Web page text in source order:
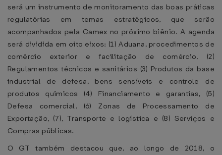
será um instrumento de monitoramento das boas práticas
regulatórias em temas estratégicos, que serão
acompanhados pela Camex no próximo biênio. A agenda
será dividida em oito eixos: (1) Aduana, procedimentos de
comércio exterior e facilitação de comércio, (2)
Regulamentos técnicos e sanitários (3) Produtos da base
industrial de defesa, bens sensíveis e controle de
produtos químicos (4) Financiamento e garantias, (5)
Defesa comercial, (6) Zonas de Processamento de
Exportação, (7), Transporte e logística e (8) Serviços e
Compras públicas.
O GT também destacou que, ao longo de 2018, o